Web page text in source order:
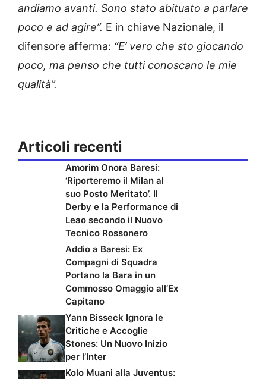
andiamo avanti. Sono stato abituato a parlare
poco e ad agire”. E in chiave Nazionale, il
difensore afferma: “E’ vero che sto giocando
poco, ma penso che tutti conoscano le mie
qualità”.
Articoli recenti
Amorim Onora Baresi:
‘Riporteremo il Milan al
suo Posto Meritato’. Il
Derby e la Performance di
Leao secondo il Nuovo
Tecnico Rossonero
Addio a Baresi: Ex
Compagni di Squadra
Portano la Bara in un
Commosso Omaggio all’Ex
Capitano
Yann Bisseck Ignora le
Critiche e Accoglie
Stones: Un Nuovo Inizio
per l’Inter
Kolo Muani alla Juventus: